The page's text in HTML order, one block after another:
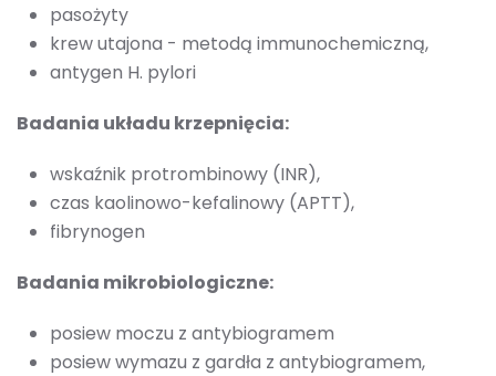
pasożyty
krew utajona - metodą immunochemiczną,
antygen H. pylori
Badania układu krzepnięcia:
wskaźnik protrombinowy (INR),
czas kaolinowo-kefalinowy (APTT),
fibrynogen
Badania mikrobiologiczne:
posiew moczu z antybiogramem
posiew wymazu z gardła z antybiogramem,